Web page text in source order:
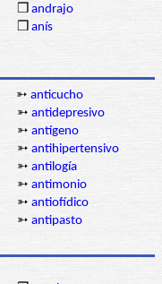
❒ andrajo
❒ anís
➳ anticucho
➳ antidepresivo
➳ antígeno
➳ antihipertensivo
➳ antilogía
➳ antimonio
➳ antiofídico
➳ antipasto